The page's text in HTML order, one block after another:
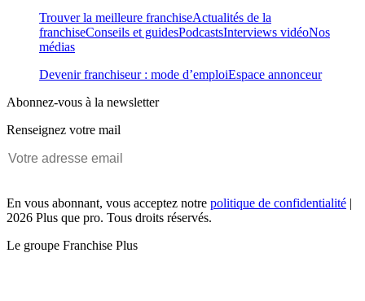
Trouver la meilleure franchiseActualités de la
franchiseConseils et guidesPodcastsInterviews vidéoNos
médias
Devenir franchiseur : mode d’emploiEspace annonceur
Abonnez-vous à la newsletter
Renseignez votre mail
En vous abonnant, vous acceptez notre politique de confidentialité |
2026 Plus que pro. Tous droits réservés.
Le groupe Franchise Plus